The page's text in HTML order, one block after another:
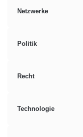
Netzwerke
Politik
Recht
Technologie